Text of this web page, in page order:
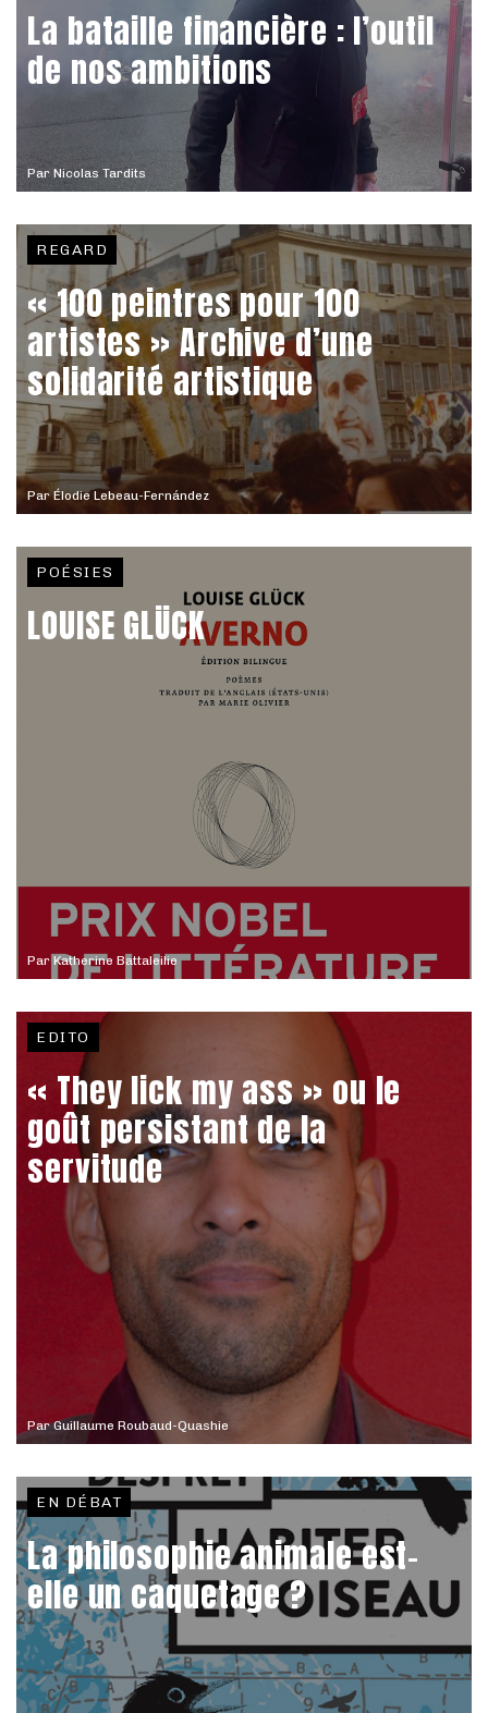
Par Nicolas Tardits
La bataille financière : l’outil
de nos ambitions
ParÉlodie Lebeau-Fernández
REGARD
« 100 peintres pour 100
artistes » Archive d’une
solidarité artistique
Par Katherine Battaleilie
POÉSIES
LOUISE GLÜCK
ParGuillaume Roubaud-Quashie
EDITO
« They lick my ass » ou le
goût persistant de la
servitude
EN DÉBAT
La philosophie animale est-
elle un caquetage ?